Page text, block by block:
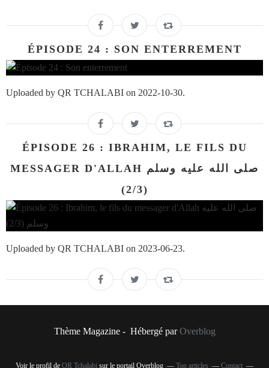
ÉPISODE 24 : SON ENTERREMENT
Uploaded by QR TCHALABI on 2022-10-30.
ÉPISODE 26 : IBRAHIM, LE FILS DU
MESSAGER D'ALLAH صلى الله عليه وسلم
(2/3)
Uploaded by QR TCHALABI on 2023-06-23.
Thème Magazine - Hébergé parOverblog
Voir le profil de QR Tchalabi sur le portail Overblog Top articles Contact